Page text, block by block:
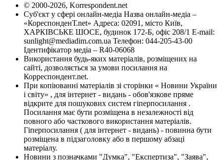
© 2000-2026, Korrespondent.net
Суб'єкт у сфері онлайн-медіа Назва онлайн-медіа –
«КореспонденТ.net» Адреса: 02091, місто Київ,
ХАРКІВСЬКЕ ШОСЕ, будинок 172-Б, офіс 208/1 E-mail:
sunlight@mediadim.com.ua Телефон: 044-205-43-00
Ідентифікатор медіа – R40-06068
Використання будь-яких матеріалів, розміщених на
сайті, дозволяється за умови посилання на
Корреспондент.net.
При копіюванні матеріалів зі сторінки « Новини України
і світу» , для інтернет - видань - обов'язкове пряме
відкрите для пошукових систем гіперпосилання .
Посилання має бути розміщена в незалежності від
повного або часткового використання матеріалів.
Гіперпосилання ( для інтернет - видань) - повинна бути
розміщена в підзаголовку або в першому абзаці
матеріалу.
Новини з позначками "Думка", "Експертиза", "Заява",